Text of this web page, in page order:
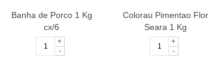
Banha de Porco 1 Kg
cx/6
-
+
Colorau Pimentao Flor
Seara 1 Kg
-
+